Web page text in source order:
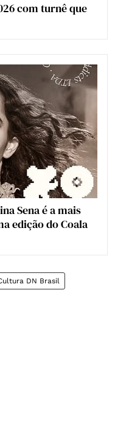
com turnê que
Sena é a mais
edição do Coala
DN Brasil